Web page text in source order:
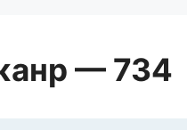
— 734